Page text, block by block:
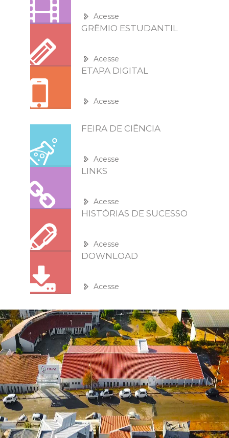
Acesse
GRÊMIO ESTUDANTIL
Acesse
ETAPA DIGITAL
Acesse
FEIRA DE CIÊNCIA
Acesse
LINKS
Acesse
HISTÓRIAS DE SUCESSO
Acesse
DOWNLOAD
Acesse